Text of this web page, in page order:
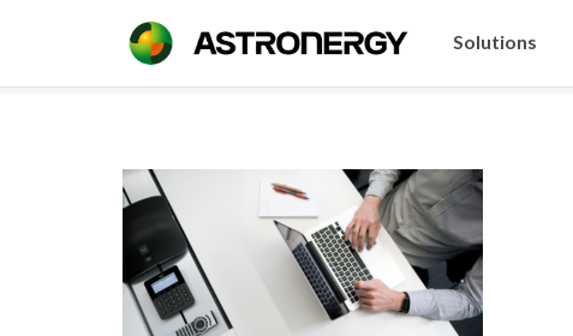
Solutions